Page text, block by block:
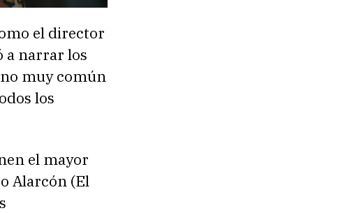
el director
a narrar los
muy común
los
el mayor
Alarcón (El